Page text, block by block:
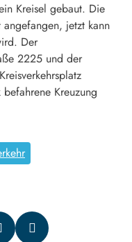
Kreisel gebaut. Die
jetzt kann
Der
2225 und der
Kreuzung